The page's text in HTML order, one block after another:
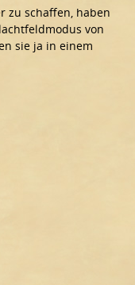
zu schaffen, haben
von
sie ja in einem